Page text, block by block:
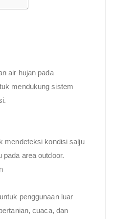
air hujan pada
mendukung sistem
mendeteksi kondisi salju
pada area outdoor.
penggunaan luar
cuaca, dan